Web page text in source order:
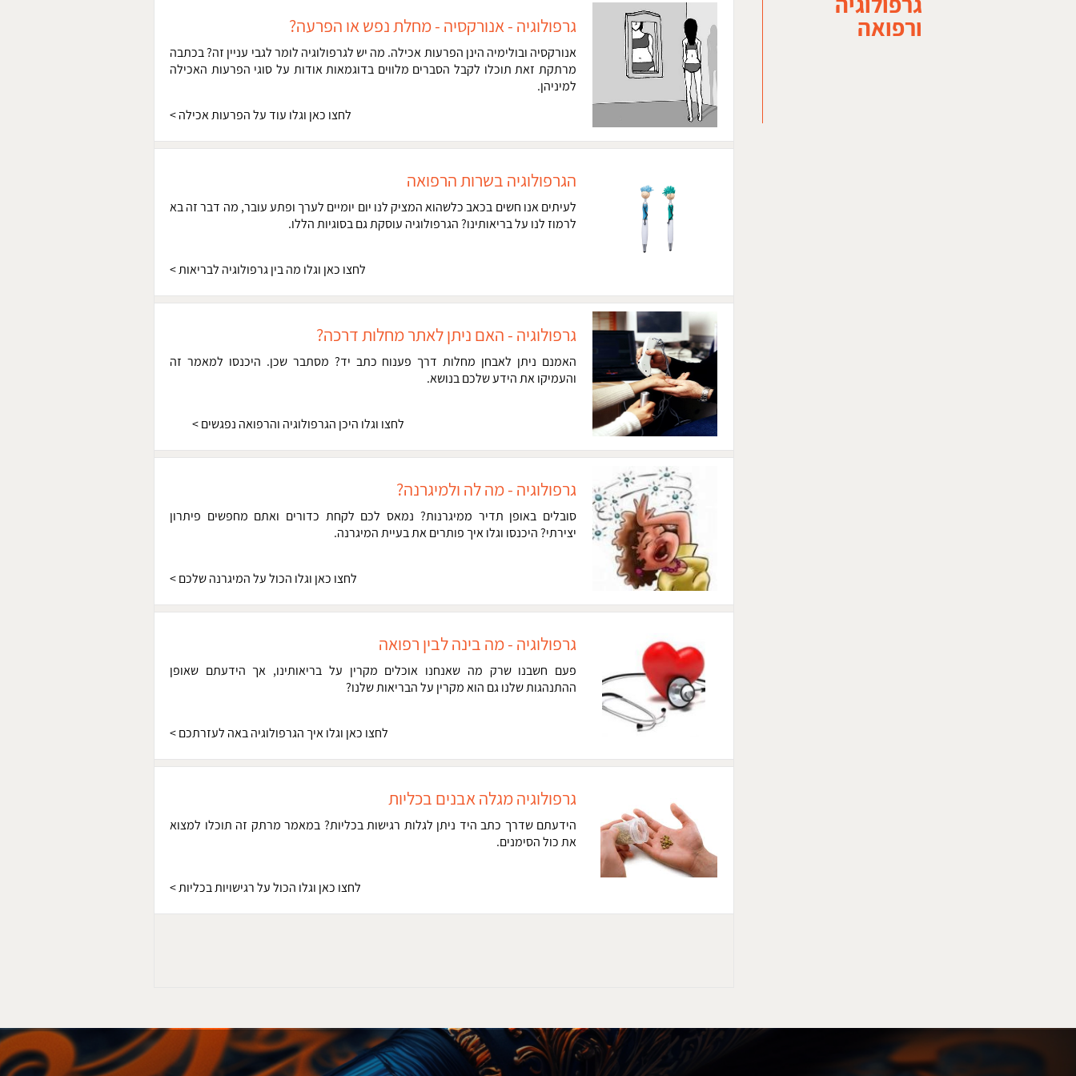
ורפואה גרפולוגיה - אנורקסיה - מחלת נפש או הפרעה?
אנורקסיה ובולימיה הינן הפרעות אכילה. מה יש לגרפולוגיה לומר לגבי עניין זה? בכתבה
מרתקת זאת תוכלו לקבל הסברים מלווים בדוגמאות אודות על סוגי הפרעות האכילה
למיניהן.
לחצו כאן וגלו עוד על הפרעות אכילה>
הגרפולוגיה בשרות הרפואה
לעיתים אנו חשים בכאב כלשהוא המציק לנו יום יומיים לערך ופתע עובר, מה דבר זה בא
לרמוז לנו על בריאותינו? הגרפולוגיה עוסקת גם בסוגיות הללו.
לחצו כאן וגלו מה בין גרפולוגיה לבריאות>
גרפולוגיה - האם ניתן לאתר מחלות דרכה?
האמנם ניתן לאבחן מחלות דרך פענוח כתב יד? מסתבר שכן. היכנסו למאמר זה
והעמיקו את הידע שלכם בנושא.
לחצו וגלו היכן הגרפולוגיה והרפואה נפגשים >
>>>
גרפולוגיה - מה לה ולמיגרנה?
סובלים באופן תדיר ממיגרנות? נמאס לכם לקחת כדורים ואתם מחפשים פיתרון
יצירתי? היכנסו וגלו איך פותרים את בעיית המיגרנה.
לחצו כאן וגלו הכול על המיגרנה שלכם>
גרפולוגיה - מה בינה לבין רפואה
פעם חשבנו שרק מה שאנחנו אוכלים מקרין על בריאותינו, אך הידעתם שאופן
ההתנהגות שלנו גם הוא מקרין על הבריאות שלנו?
לחצו כאן וגלו איך הגרפולוגיה באה לעזרתכם>
גרפולוגיה מגלה אבנים בכליות
הידעתם שדרך כתב היד ניתן לגלות רגישות בכליות? במאמר מרתק זה תוכלו למצוא
את כול הסימנים.
לחצו כאן וגלו הכול על רגישויות בכליות>